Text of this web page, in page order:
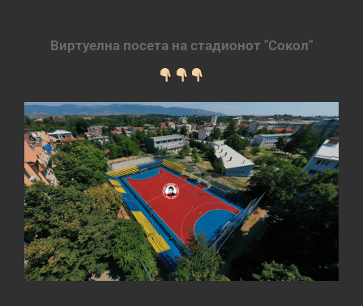
Виртуелна посета на стадионот "Сокол"